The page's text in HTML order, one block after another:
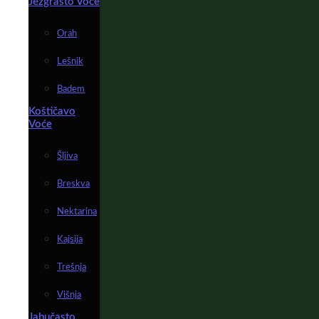
Orah
Lešnik
Badem
Koštičavo
Voće
Šljiva
Breskva
Nektarina
Kajsija
Trešnja
Višnja